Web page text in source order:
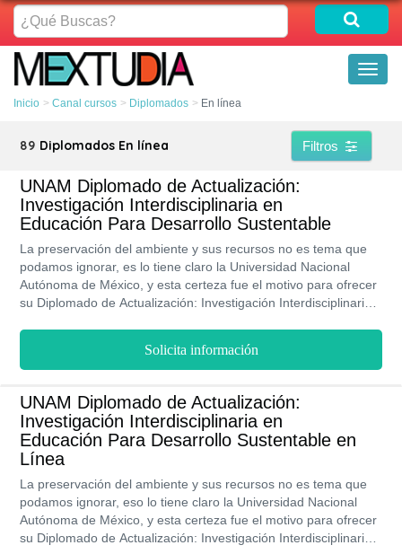
¿Qué
Buscas?
Inicio Canal cursos Diplomados En línea
89 Diplomados En línea Filtros
UNAM Diplomado de Actualización:
Investigación Interdisciplinaria en
Educación Para Desarrollo Sustentable
La preservación del ambiente y sus recursos no es tema que
podamos ignorar, es lo tiene claro la Universidad Nacional
Autónoma de México, y esta certeza fue el motivo para ofrecer
su Diplomado de Actualización: Investigación Interdisciplinaria
desarrollar investigaciones y propuestas que permitan aportar
soluciones a la situación medioambiental y que las empresas y
demás organizaciones del ámbito público y privado apuesten
por prácticas vinculadas al desarrollo sustentable. Para cumplir
los objetivos que plantea este programa académico, se pone
mucho énfasis en la educación.
Solicita información
UNAM Diplomado de Actualización:
Investigación Interdisciplinaria en
Educación Para Desarrollo Sustentable en
Línea
La preservación del ambiente y sus recursos no es tema que
podamos ignorar, eso lo tiene claro la Universidad Nacional
Autónoma de México, y esta certeza fue el motivo para ofrecer
su Diplomado de Actualización: Investigación Interdisciplinaria